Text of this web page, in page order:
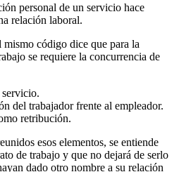
personal de un servicio hace
relación laboral.
código dice que para la
se requiere la concurrencia de
servicio.
del trabajador frente al empleador.
retribución.
esos elementos, se entiende
de trabajo y que no dejará de serlo
dado otro nombre a su relación